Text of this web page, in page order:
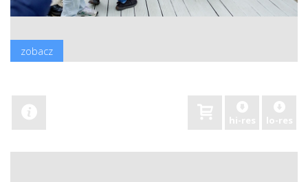
zobacz
hi-res lo-res